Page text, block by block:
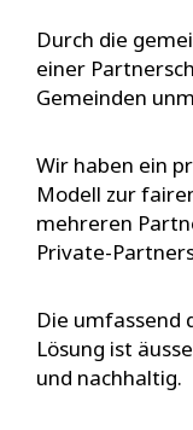
Durch die
einer
Gemeinden
Wir haben ein
Modell zur
mehreren
Private-
Die umfassend
Lösung ist
und nachhaltig.